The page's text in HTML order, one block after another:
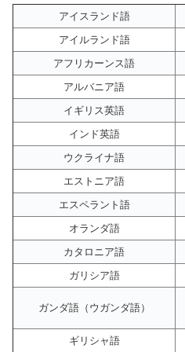
アイスランド語
アイルランド語
アフリカーンス語
アルバニア語
イギリス英語
インド英語
ウクライナ語
エストニア語
エスペラント語
オランダ語
カタロニア語
ガリシア語
ガンダ語（ウガンダ語）
ギリシャ語